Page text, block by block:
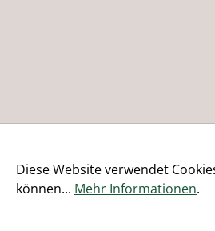
Diese Website verwendet
können... Mehr Informationen.